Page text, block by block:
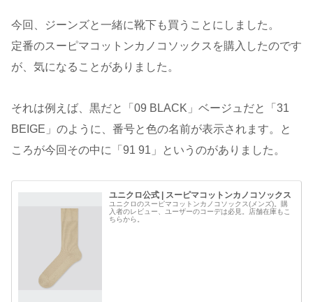
今回、ジーンズと一緒に靴下も買うことにしました。
定番のスーピマコットンカノコソックスを購入したのです
が、気になることがありました。
それは例えば、黒だと「09 BLACK」ベージュだと「31
BEIGE」のように、番号と色の名前が表示されます。と
ころが今回その中に「91 91」というのがありました。
ユニクロ公式 | スーピマコットンカノコソックス
ユニクロのスーピマコットンカノコソックス(メンズ)。購
入者のレビュー、ユーザーのコーデは必見。店舗在庫もこ
ちらから。